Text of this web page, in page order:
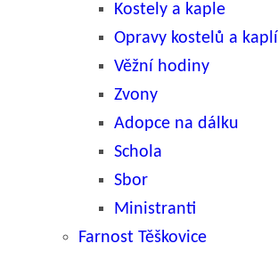
Kostely a kaple
Opravy kostelů a kaplí
Věžní hodiny
Zvony
Adopce na dálku
Schola
Sbor
Ministranti
Farnost Těškovice